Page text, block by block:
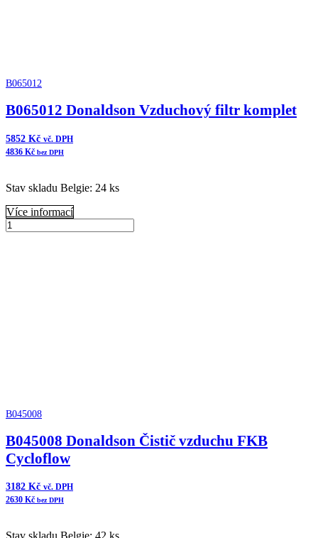
B065012
B065012 Donaldson Vzduchový filtr komplet
5852 Kč vč. DPH
4836 Kč bez DPH
Stav skladu Belgie: 24 ks
Více informací
B065012
B045008
B045008 Donaldson Čistič vzduchu FKB
Cycloflow
3182 Kč vč. DPH
2630 Kč bez DPH